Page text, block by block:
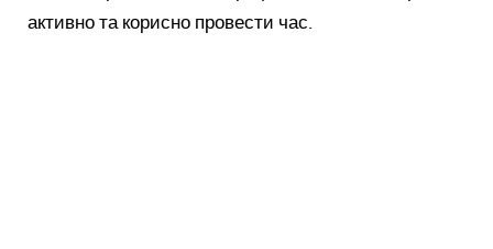
активно та корисно провести час.